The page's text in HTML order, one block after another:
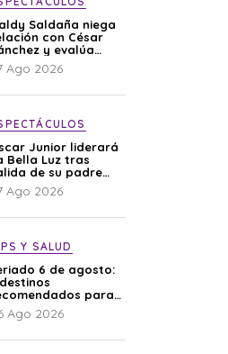
Saldaña niega
con César
y evalúa
a su
“Es una
Ago 2026
Junior liderará
Bella Luz tras
de su padre
polémica con
Saldaña
Ago 2026
Y SALUD
6 de agosto:
para
el descanso
Ago 2026